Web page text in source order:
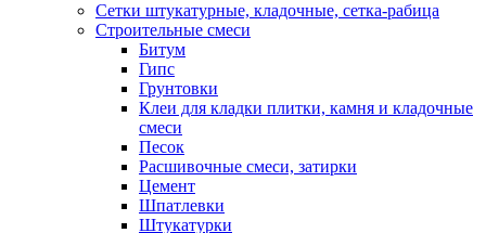
Сетки штукатурные, кладочные, сетка-рабица
Строительные смеси
Битум
Гипс
Грунтовки
Клеи для кладки плитки, камня и кладочные
смеси
Песок
Расшивочные смеси, затирки
Цемент
Шпатлевки
Штукатурки